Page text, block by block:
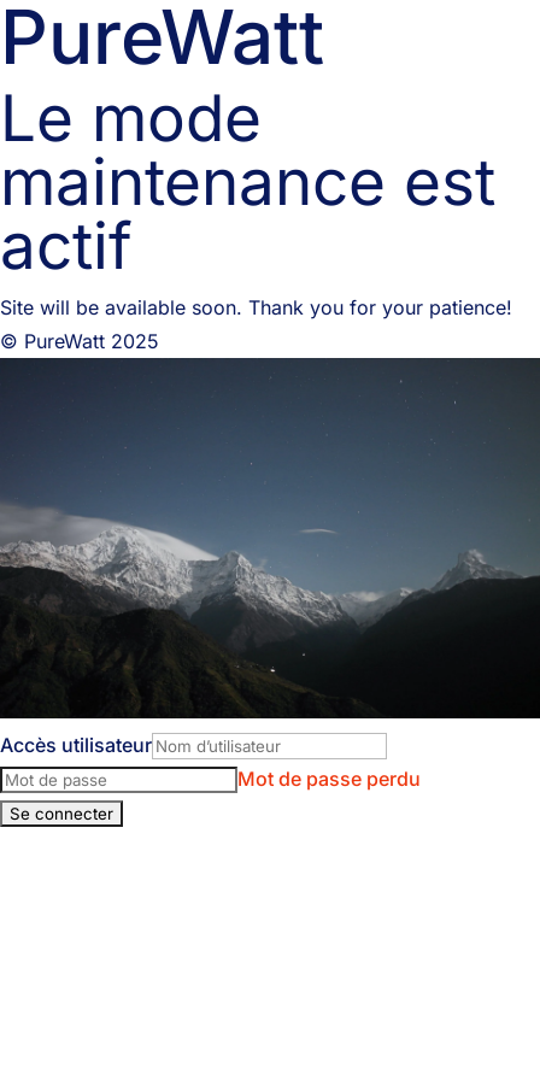
PureWatt
Le mode
maintenance est
actif
Site will be available soon. Thank you for your patience!
© PureWatt 2025
Accès utilisateur
Mot de passe perdu